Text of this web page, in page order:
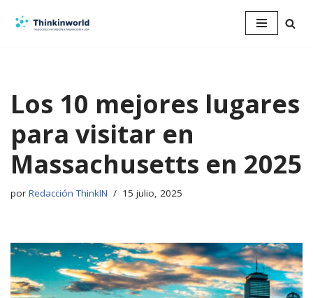
Los 10 mejores lugares
para visitar en
Massachusetts en 2025
por Redacción ThinkIN 15 julio, 2025